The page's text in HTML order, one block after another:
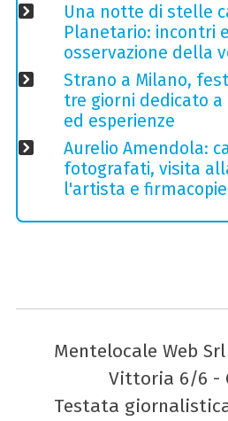
Una notte di stelle
Planetario: incontri
osservazione della
Strano a Milano,
tre giorni dedicato
ed esperienze
Aurelio Amendola:
fotografati, visita
l'artista e
Mentelocale Web
Vittoria 6/6 -
Testata